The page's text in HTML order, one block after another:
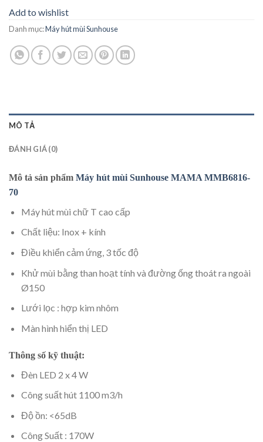
Add to wishlist
Danh mục:Máy hút mùi Sunhouse
MÔ TẢ
ĐÁNH GIÁ (0)
Mô tả sản phẩm Máy hút mùi Sunhouse MAMA MMB6816-
70
Máy hút mùi chữ T cao cấp
Chất liệu: Inox + kính
Điều khiển cảm ứng, 3 tốc độ
Khử mùi bằng than hoạt tính và đường ống thoát ra ngoài
Ø150
Lưới lọc : hợp kim nhôm
Màn hình hiển thị LED
Thông số kỹ thuật:
Đèn LED 2 x 4 W
Công suất hút 1100 m3/h
Độ ồn: <65dB
Công Suất : 170W